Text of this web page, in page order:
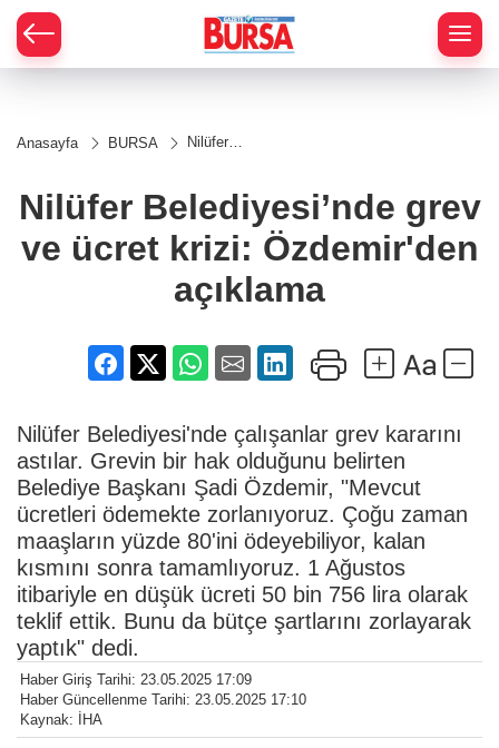
Anasayfa BURSA
Nilüfer
krizi:
Özdemir'den
Nilüfer Belediyesi’nde grev
ve ücret krizi: Özdemir'den
açıklama
Nilüfer Belediyesi'nde çalışanlar grev kararını
astılar. Grevin bir hak olduğunu belirten
Belediye Başkanı Şadi Özdemir, "Mevcut
ücretleri ödemekte zorlanıyoruz. Çoğu zaman
maaşların yüzde 80'ini ödeyebiliyor, kalan
kısmını sonra tamamlıyoruz. 1 Ağustos
itibariyle en düşük ücreti 50 bin 756 lira olarak
teklif ettik. Bunu da bütçe şartlarını zorlayarak
yaptık" dedi.
Haber Giriş Tarihi: 23.05.2025 17:09
Haber Güncellenme Tarihi: 23.05.2025 17:10
Kaynak: İHA